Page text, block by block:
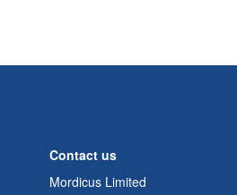
Contact us
Mordicus Limited